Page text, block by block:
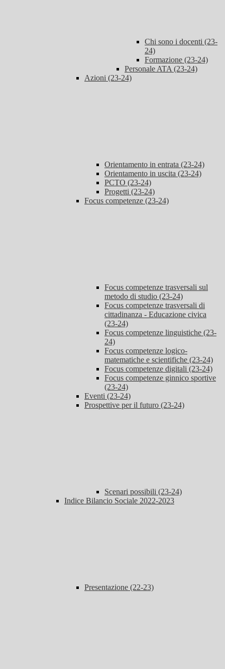
Chi sono i docenti (23-
24)
Formazione (23-24)
Personale ATA (23-24)
Azioni (23-24)
Orientamento in entrata (23-24)
Orientamento in uscita (23-24)
PCTO (23-24)
Progetti (23-24)
Focus competenze (23-24)
Focus competenze trasversali sul
metodo di studio (23-24)
Focus competenze trasversali di
cittadinanza - Educazione civica
(23-24)
Focus competenze linguistiche (23-
24)
Focus competenze logico-
matematiche e scientifiche (23-24)
Focus competenze digitali (23-24)
Focus competenze ginnico sportive
(23-24)
Eventi (23-24)
Prospettive per il futuro (23-24)
Scenari possibili (23-24)
Indice Bilancio Sociale 2022-2023
Presentazione (22-23)